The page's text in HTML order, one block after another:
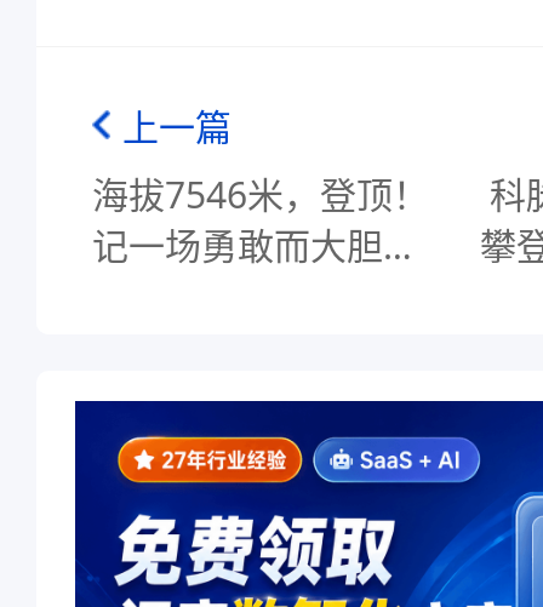
上一篇
海拔7546米，登顶！
记一场勇敢而大胆的
科
攀